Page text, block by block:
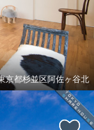
京都杉並区阿佐ヶ谷北